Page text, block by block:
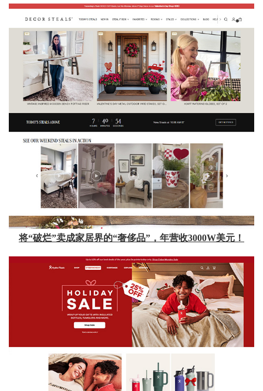
将“破烂”卖成家居界的“奢侈品”，年营收3000W美元！